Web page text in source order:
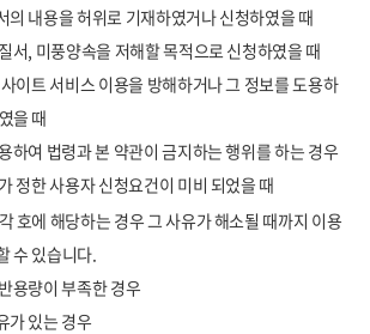
의 내용을 허위로 기재하였거나 신청하였을 때
서, 미풍양속을 저해할 목적으로 신청하였을 때
이트 서비스 이용을 방해하거나 그 정보를 도용하
을 때
하여 법령과 본 약관이 금지하는 행위를 하는 경우
정한 사용자 신청요건이 미비 되었을 때
호에 해당하는 경우 그 사유가 해소될 때까지 이용
수 있습니다.
용량이 부족한 경우
가 있는 경우